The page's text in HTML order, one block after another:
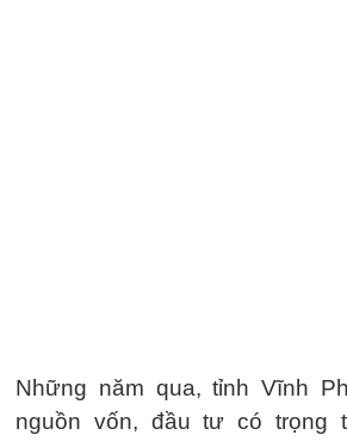
Những năm qua, tỉnh Vĩnh
nguồn vốn, đầu tư có trọng